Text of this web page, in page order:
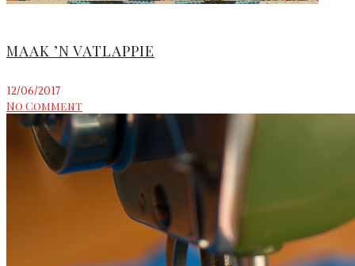
MAAK ’N VATLAPPIE
12/06/2017
No Comment